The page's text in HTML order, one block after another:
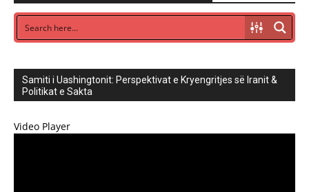
Samiti i Uashingtonit: Perspektivat e Kryengritjes së Iranit &
Politikat e Sakta
Video Player